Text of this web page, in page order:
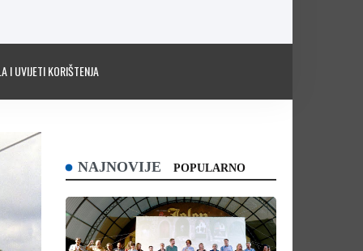
I UVIJETI KORIŠTENJA
NAJNOVIJE POPULARNO